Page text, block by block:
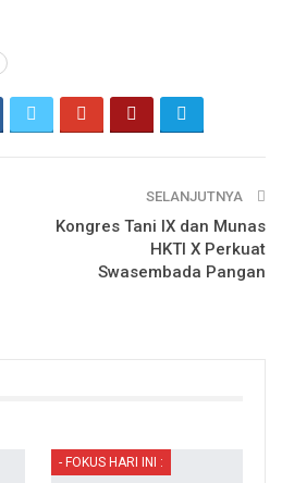
SELANJUTNYA
Kongres Tani IX dan Munas
HKTI X Perkuat
Swasembada Pangan
- FOKUS HARI INI :